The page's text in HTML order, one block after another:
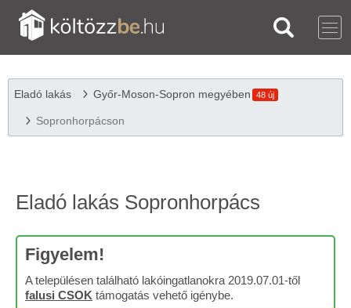
Eladó lakás Győr-Moson-Sopron megyében 48 új
Sopronhorpácson
Eladó lakás Sopronhorpács
Figyelem!
A településen található lakóingatlanokra 2019.07.01-től
falusi CSOK támogatás vehető igénybe.